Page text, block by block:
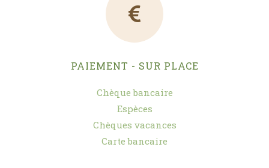
PAIEMENT - SUR PLACE
Chèque bancaire
Espèces
Chèques vacances
Carte bancaire